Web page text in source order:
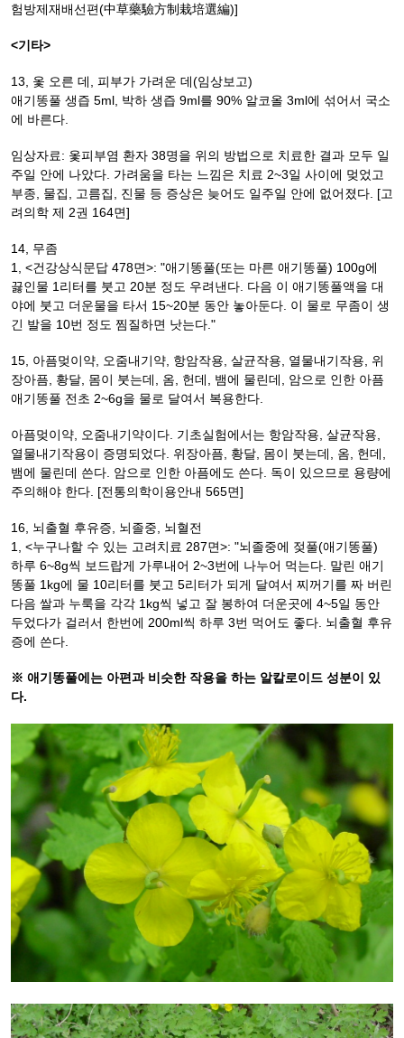
험방제재배선편(中草藥驗方制栽培選編)]
<기타>
13, 옻 오른 데, 피부가 가려운 데(임상보고)
애기똥풀 생즙 5ml, 박하 생즙 9ml를 90% 알코올 3ml에 섞어서 국소
에 바른다.
임상자료: 옻피부염 환자 38명을 위의 방법으로 치료한 결과 모두 일
주일 안에 나았다. 가려움을 타는 느낌은 치료 2~3일 사이에 멎었고
부종, 물집, 고름집, 진물 등 증상은 늦어도 일주일 안에 없어졌다. [고
려의학 제 2권 164면]
14, 무좀
1, <건강상식문답 478면>: "애기똥풀(또는 마른 애기똥풀) 100g에
끓인물 1리터를 붓고 20분 정도 우려낸다. 다음 이 애기똥풀액을 대
야에 붓고 더운물을 타서 15~20분 동안 놓아둔다. 이 물로 무좀이 생
긴 발을 10번 정도 찜질하면 낫는다."
15, 아픔멎이약, 오줌내기약, 항암작용, 살균작용, 열물내기작용, 위
장아픔, 황달, 몸이 붓는데, 옴, 헌데, 뱀에 물린데, 암으로 인한 아픔
애기똥풀 전초 2~6g을 물로 달여서 복용한다.
아픔멎이약, 오줌내기약이다. 기초실험에서는 항암작용, 살균작용,
열물내기작용이 증명되었다. 위장아픔, 황달, 몸이 붓는데, 옴, 헌데,
뱀에 물린데 쓴다. 암으로 인한 아픔에도 쓴다. 독이 있으므로 용량에
주의해야 한다. [전통의학이용안내 565면]
16, 뇌출혈 후유증, 뇌졸중, 뇌혈전
1, <누구나할 수 있는 고려치료 287면>: "뇌졸중에 젖풀(애기똥풀)
하루 6~8g씩 보드랍게 가루내어 2~3번에 나누어 먹는다. 말린 애기
똥풀 1kg에 물 10리터를 붓고 5리터가 되게 달여서 찌꺼기를 짜 버린
다음 쌀과 누룩을 각각 1kg씩 넣고 잘 봉하여 더운곳에 4~5일 동안
두었다가 걸러서 한번에 200ml씩 하루 3번 먹어도 좋다. 뇌출혈 후유
증에 쓴다.
※ 애기똥풀에는 아편과 비슷한 작용을 하는 알칼로이드 성분이 있
다.